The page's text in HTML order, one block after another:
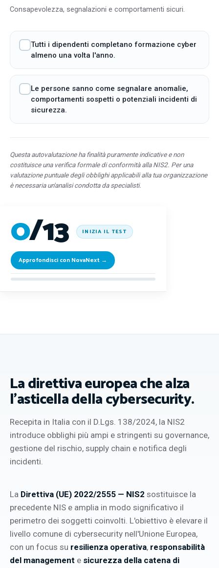
Consapevolezza, segnalazioni e comportamenti sicuri.
Tutti i dipendenti completano formazione cyber
almeno una volta l'anno.
Le persone sanno come segnalare anomalie,
comportamenti sospetti o potenziali incidenti di
sicurezza.
Questa autovalutazione ha finalità puramente indicative e non
costituisce una verifica formale di conformità alla NIS2. Per una
valutazione puntuale degli obblighi applicabili alla tua organizzazione
è necessaria un'analisi condotta da specialisti.
0/13 INIZIA IL TEST
Approfondisci con NovaNext →
La direttiva europea che alza
l'asticella della cybersecurity.
Recepita in Italia con il D.Lgs. 138/2024, la NIS2
introduce obblighi più ampi e stringenti su governance,
gestione del rischio, supply chain e notifica degli
incidenti.
La Direttiva (UE) 2022/2555 — NIS2 sostituisce la
precedente NIS e amplia in modo significativo il
perimetro dei soggetti coinvolti. L'obiettivo è elevare il
livello comune di cybersecurity nell'Unione Europea,
con un focus su resilienza operativa, responsabilità
del management e sicurezza della catena di